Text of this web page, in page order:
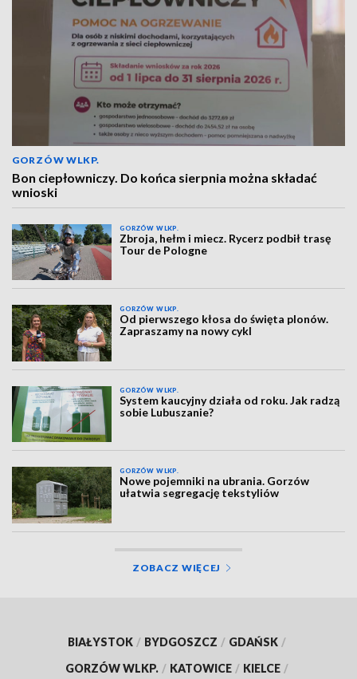
GORZÓW WLKP.
Bon ciepłowniczy. Do końca sierpnia można składać
wnioski
GORZÓW WLKP.
Zbroja, hełm i miecz. Rycerz podbił trasę
Tour de Pologne
GORZÓW WLKP.
Od pierwszego kłosa do święta plonów.
Zapraszamy na nowy cykl
GORZÓW WLKP.
System kaucyjny działa od roku. Jak radzą
sobie Lubuszanie?
GORZÓW WLKP.
Nowe pojemniki na ubrania. Gorzów
ułatwia segregację tekstyliów
ZOBACZ WIĘCEJ
BIAŁYSTOK / BYDGOSZCZ / GDAŃSK /
GORZÓW WLKP. / KATOWICE / KIELCE /